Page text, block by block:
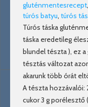
gluténmentesrecept,
túrós batyu, túrós
Túrós táska
táska eredetileg
blundel tészta ), ez
tésztás változat
akarunk több órát
A tészta hozzávalói:
cukor 3 g porélesztő